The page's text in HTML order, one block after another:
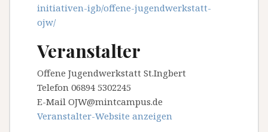
initiativen-igb/offene-jugendwerkstatt-
ojw/
Veranstalter
Offene Jugendwerkstatt St.Ingbert
Telefon 06894 5302245
E-Mail OJW@mintcampus.de
Veranstalter-Website anzeigen